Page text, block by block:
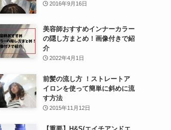
2016年9月16日
美容師おすすめインナーカラー
の隠し方まとめ！画像付きで紹
介
2022年4月1日
前髪の流し方 ！ストレートア
イロンを使って簡単に斜めに流
す方法
2015年11月12日